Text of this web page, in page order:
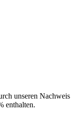
unseren
enthalten.